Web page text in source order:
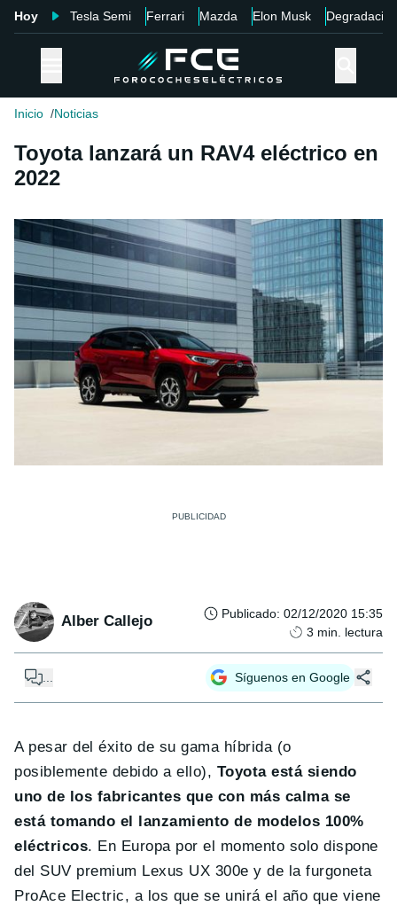
Hoy Tesla Semi Ferrari Mazda Elon Musk Degradación
Inicio Noticias
Toyota lanzará un RAV4 eléctrico en
2022
Alber Callejo Publicado: 02/12/2020 15:35
3 min. lectura
Síguenos en Google
A pesar del éxito de su gama híbrida (o
posiblemente debido a ello), Toyota está siendo
uno de los fabricantes que con más calma se
está tomando el lanzamiento de modelos 100%
eléctricos. En Europa por el momento solo dispone
del SUV premium Lexus UX 300e y de la furgoneta
ProAce Electric, a los que se unirá el año que viene